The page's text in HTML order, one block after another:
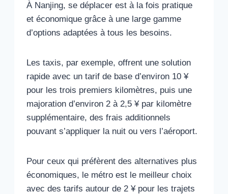
À Nanjing, se déplacer est à la fois pratique
et économique grâce à une large gamme
d’options adaptées à tous les besoins.
Les taxis, par exemple, offrent une solution
rapide avec un tarif de base d’environ 10 ¥
pour les trois premiers kilomètres, puis une
majoration d’environ 2 à 2,5 ¥ par kilomètre
supplémentaire, des frais additionnels
pouvant s’appliquer la nuit ou vers l’aéroport.
Pour ceux qui préfèrent des alternatives plus
économiques, le métro est le meilleur choix
avec des tarifs autour de 2 ¥ pour les trajets